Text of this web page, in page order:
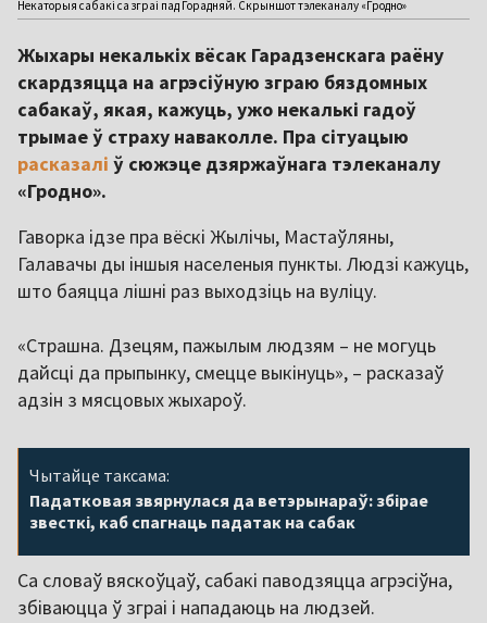
Некаторыя сабакі са зграі пад Горадняй. Скрыншот тэлеканалу «Гродно»
Жыхары некалькіх вёсак Гарадзенскага раёну
скардзяцца на агрэсіўную зграю бяздомных
сабакаў, якая, кажуць, ужо некалькі гадоў
трымае ў страху наваколле. Пра сітуацыю
расказалі ў сюжэце дзяржаўнага тэлеканалу
«Гродно».
Гаворка ідзе пра вёскі Жылічы, Мастаўляны,
Галавачы ды іншыя населеныя пункты. Людзі кажуць,
што баяцца лішні раз выходзіць на вуліцу.
«Страшна. Дзецям, пажылым людзям – не могуць
дайсці да прыпынку, смецце выкінуць», – расказаў
адзін з мясцовых жыхароў.
Чытайце таксама:
Падатковая звярнулася да ветэрынараў: збірае
звесткі, каб спагнаць падатак на сабак
Са словаў вяскоўцаў, сабакі паводзяцца агрэсіўна,
збіваюцца ў зграі і нападаюць на людзей.